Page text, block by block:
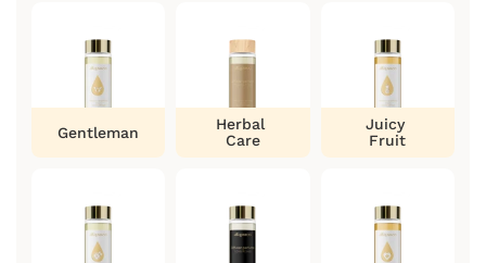
Gentleman
Herbal
Care
Juicy
Fruit